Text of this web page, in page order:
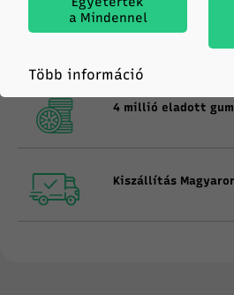
a Mindennel
Több információ
Szállítás a
4 millió eladott
Kiszállítás